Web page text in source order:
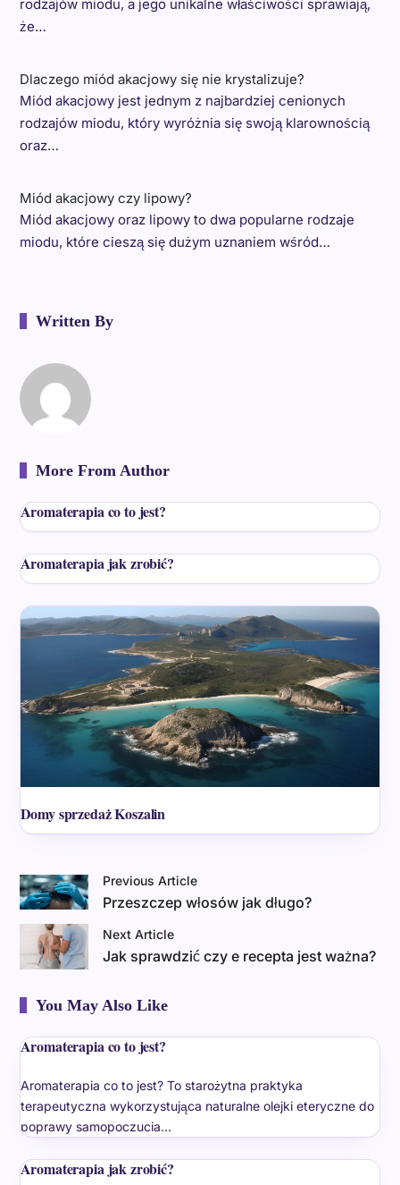
rodzajów miodu, a jego unikalne właściwości sprawiają,
że…
Dlaczego miód akacjowy się nie krystalizuje?
Miód akacjowy jest jednym z najbardziej cenionych
rodzajów miodu, który wyróżnia się swoją klarownością
oraz…
Miód akacjowy czy lipowy?
Miód akacjowy oraz lipowy to dwa popularne rodzaje
miodu, które cieszą się dużym uznaniem wśród…
Written By
More From Author
Aromaterapia co to jest?
Aromaterapia jak zrobić?
Domy sprzedaż Koszalin
Previous Article
Przeszczep włosów jak długo?
Next Article
Jak sprawdzić czy e recepta jest ważna?
You May Also Like
Aromaterapia co to jest?
Aromaterapia co to jest? To starożytna praktyka
terapeutyczna wykorzystująca naturalne olejki eteryczne do
poprawy samopoczucia…
Aromaterapia jak zrobić?